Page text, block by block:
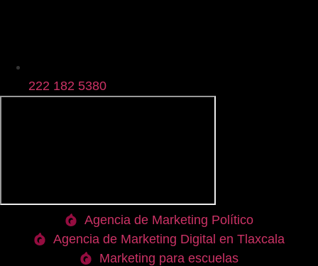
222 182 5380
Agencia de Marketing Político
Agencia de Marketing Digital en Tlaxcala
Marketing para escuelas